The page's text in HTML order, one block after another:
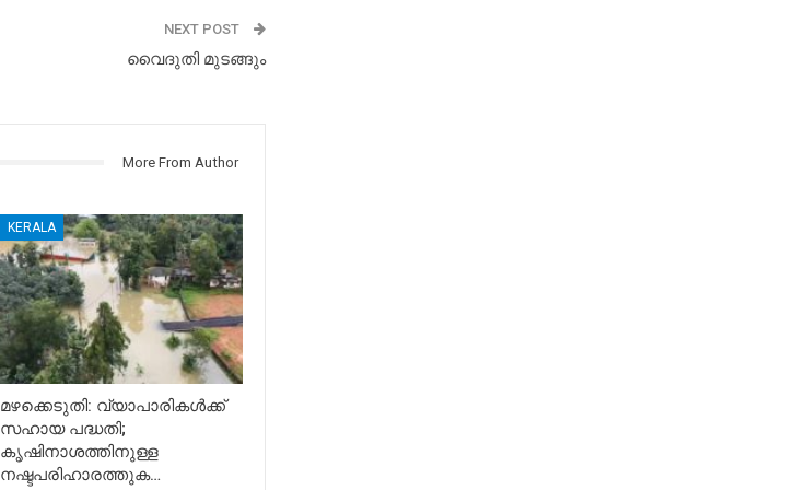
NEXT POST
വൈദുതി മുടങ്ങും
More From Author
KERALA
മഴക്കെടുതി: വ്യാപാരികൾക്ക്
സഹായ പദ്ധതി;
കൃഷിനാശത്തിനുള്ള
നഷ്ടപരിഹാരത്തുക…